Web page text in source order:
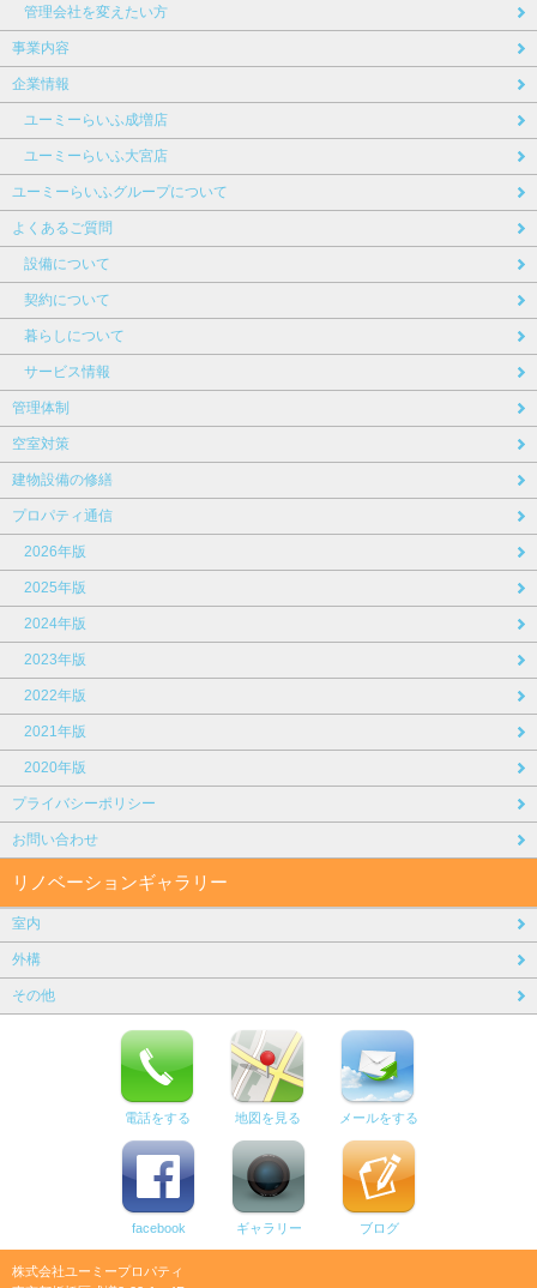
管理会社を変えたい方
事業内容
企業情報
ユーミーらいふ成増店
ユーミーらいふ大宮店
ユーミーらいふグループについて
よくあるご質問
設備について
契約について
暮らしについて
サービス情報
管理体制
空室対策
建物設備の修繕
プロパティ通信
2026年版
2025年版
2024年版
2023年版
2022年版
2021年版
2020年版
プライバシーポリシー
お問い合わせ
リノベーションギャラリー
室内
外構
その他
電話をする 地図を見る メールをする
facebook ギャラリー ブログ
株式会社ユーミープロパティ